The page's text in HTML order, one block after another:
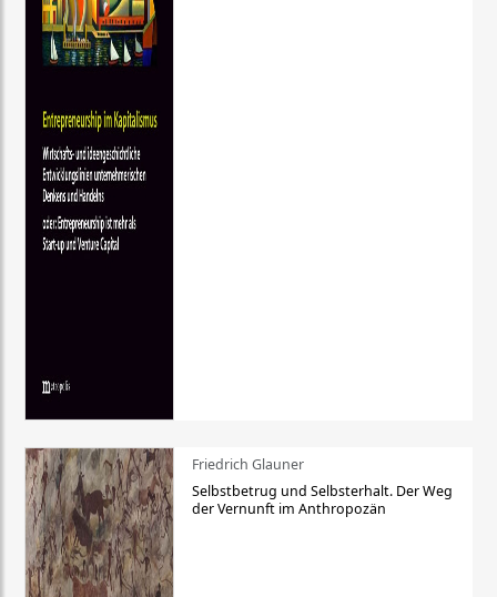
Friedrich Glauner
Selbstbetrug und Selbsterhalt. Der Weg
der Vernunft im Anthropozän